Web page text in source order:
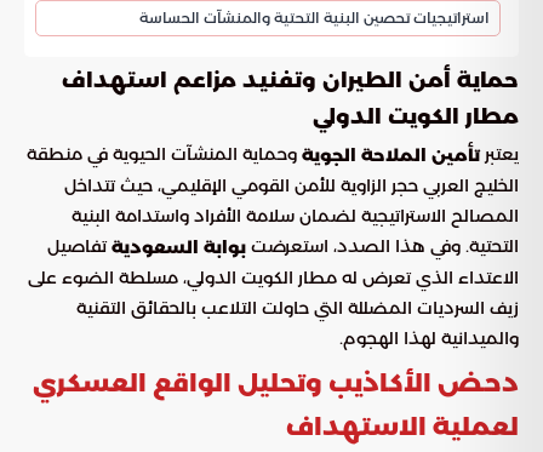
استراتيجيات تحصين البنية التحتية والمنشآت الحساسة
حماية أمن الطيران وتفنيد مزاعم استهداف
مطار الكويت الدولي
يعتبرتأمين الملاحة الجوية وحماية المنشآت الحيوية في منطقة
الخليج العربي حجر الزاوية للأمن القومي الإقليمي، حيث تتداخل
المصالح الاستراتيجية لضمان سلامة الأفراد واستدامة البنية
التحتية. وفي هذا الصدد، استعرضت بوابة السعوديةتفاصيل
الاعتداء الذي تعرض له مطار الكويت الدولي، مسلطة الضوء على
زيف السرديات المضللة التي حاولت التلاعب بالحقائق التقنية
والميدانية لهذا الهجوم.
دحض الأكاذيب وتحليل الواقع العسكري
لعملية الاستهداف